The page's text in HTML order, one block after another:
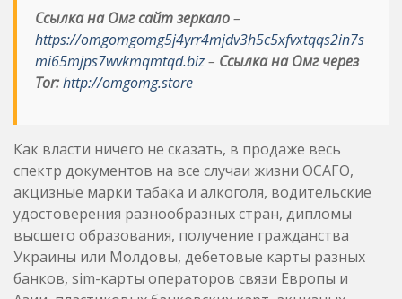
Ссылка на Омг сайт зеркало–
https://omgomgomg5j4yrr4mjdv3h5c5xfvxtqqs2in7s
mi65mjps7wvkmqmtqd.biz– Ссылка на Омг через
Tor:http://omgomg.store
Как власти ничего не сказать, в продаже весь
спектр документов на все случаи жизни ОСАГО,
акцизные марки табака и алкоголя, водительские
удостоверения разнообразных стран, дипломы
высшего образования, получение гражданства
Украины или Молдовы, дебетовые карты разных
банков, sim-карты операторов связи Европы и